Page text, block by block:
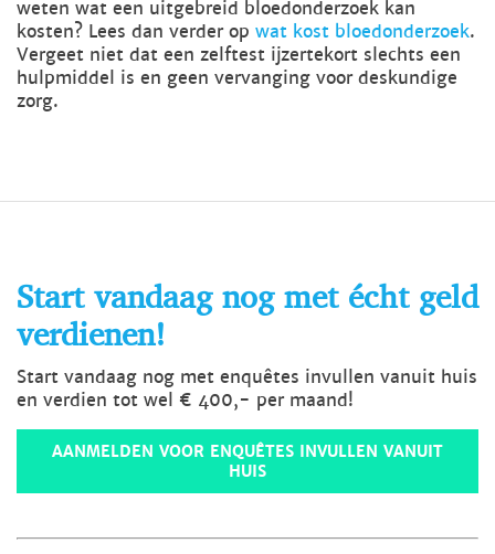
weten wat een uitgebreid bloedonderzoek kan
kosten? Lees dan verder op wat kost bloedonderzoek.
Vergeet niet dat een zelftest ijzertekort slechts een
hulpmiddel is en geen vervanging voor deskundige
zorg.
Start vandaag nog met écht geld
verdienen!
Start vandaag nog met enquêtes invullen vanuit huis
en verdien tot wel € 400,- per maand!
AANMELDEN VOOR ENQUÊTES INVULLEN VANUIT
HUIS